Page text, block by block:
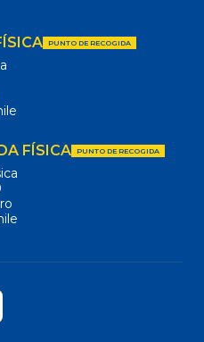
PUNTO DE RECOGIDA
FÍSICA PUNTO DE RECOGIDA